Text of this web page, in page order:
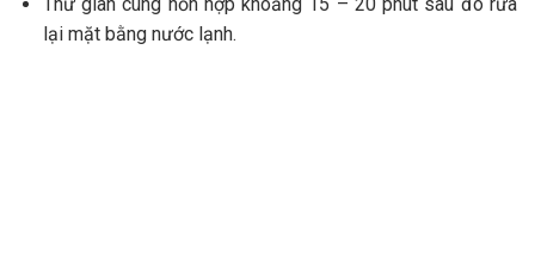
Thư giãn cùng hỗn hợp khoảng 15 – 20 phút sau đó rửa
lại mặt bằng nước lạnh.